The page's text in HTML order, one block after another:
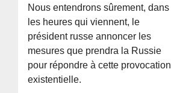
Nous entendrons sûrement, dans
les heures qui viennent, le
président russe annoncer les
mesures que prendra la Russie
pour répondre à cette provocation
existentielle.